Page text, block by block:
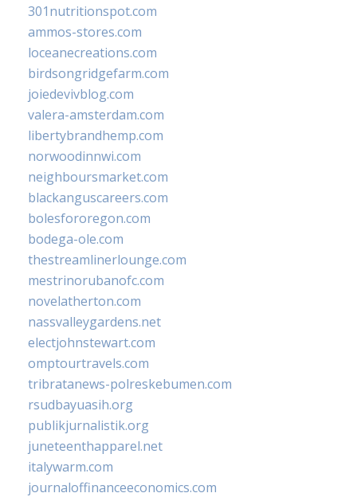
301nutritionspot.com
ammos-stores.com
loceanecreations.com
birdsongridgefarm.com
joiedevivblog.com
valera-amsterdam.com
libertybrandhemp.com
norwoodinnwi.com
neighboursmarket.com
blackanguscareers.com
bolesfororegon.com
bodega-ole.com
thestreamlinerlounge.com
mestrinorubanofc.com
novelatherton.com
nassvalleygardens.net
electjohnstewart.com
omptourtravels.com
tribratanews-polreskebumen.com
rsudbayuasih.org
publikjurnalistik.org
juneteenthapparel.net
italywarm.com
journaloffinanceeconomics.com